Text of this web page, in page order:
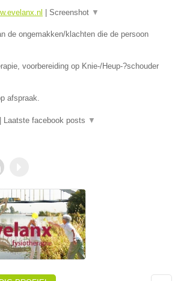
| Screenshot ▼
de ongemakken/klachten die de persoon
voorbereiding op Knie-/Heup-?schouder
afspraak.
| Laatste facebook posts ▼